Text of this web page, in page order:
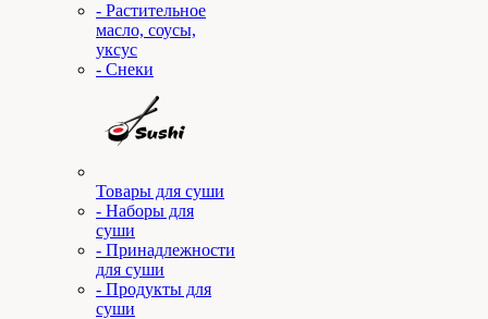
- Растительное
масло, соусы,
уксус
- Снеки
Товары для суши
- Наборы для
суши
- Принадлежности
для суши
- Продукты для
суши